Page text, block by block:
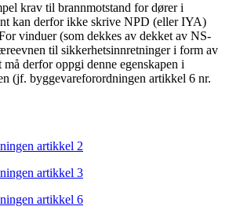
krav til brannmotstand for dører i
kan derfor ikke skrive NPD (eller IYA)
vinduer (som dekkes av dekket av NS-
til sikkerhetsinnretninger i form av
må derfor oppgi denne egenskapen i
(jf. byggevareforordningen artikkel 6 nr.
artikkel 2
artikkel 3
artikkel 6